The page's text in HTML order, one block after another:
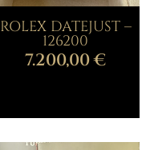
ROLEX DATEJUST –
126200
7.200,00€